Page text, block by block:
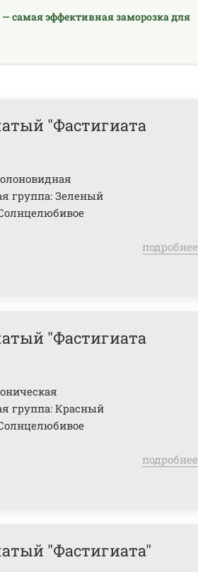
самая эффективная заморозка для
"Фастигиата
группа: Зеленый
подробнее
"Фастигиата
группа: Красный
подробнее
"Фастигиата"